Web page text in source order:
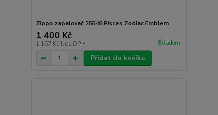
Zippo zapalovač 25548 Pisces Zodiac Emblem
1 400 Kč
1 157 Kč bez DPH Skladem
Přidat do košíku